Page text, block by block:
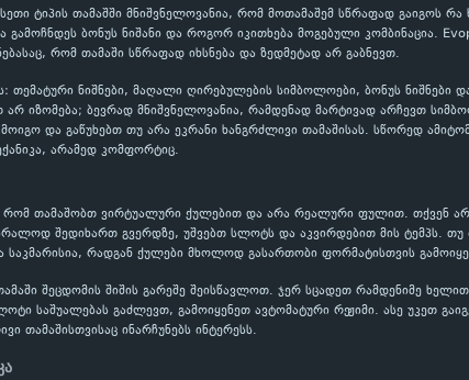
ტიპის თამაშში მნიშვნელოვანია, რომ მოთამაშემ სწრაფად გაიგოს რა
ბონუს ნიშანი და როგორ იკითხება მოგებული კომბინაცია.
რომ თამაში სწრაფად იხსნება და ზედმეტად არ გაბნევთ.
ნიშნები, მაღალი ღირებულების სიმბოლოები, ბონუს ნიშნები
იზომება; ბევრად მნიშვნელოვანია, რამდენად მარტივად არჩევთ
და გაწუხებთ თუ არა ეკრანი ხანგრძლივი თამაშისას. სწორედ
არამედ კომფორტიც.
რომ თამაშობთ ვირტუალური ქულებით და არა რეალური ფულით. თქვენ
შედიხართ გვერდზე, უშვებთ სლოტს და აკვირდებით მის ტემპს. თუ
საკმარისია, რადგან ქულები მხოლოდ გასართობი ფორმატისთვის
შეცდომის შიშის გარეშე შეისწავლოთ. ჯერ სცადეთ რამდენიმე
საშუალებას გაძლევთ, გამოიყენეთ ავტომატური რეჟიმი. ასე უკეთ
ინარჩუნებს ინტერესს.